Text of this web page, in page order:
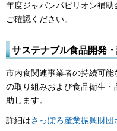
年度ジャパンパビリオン補
ご確認ください。
サステナブル食品開発
市内食関連事業者の持続可
の取り組みおよび食品衛生
助します。
詳細はさっぽろ産業振興財団